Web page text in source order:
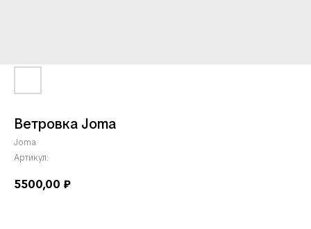
Ветровка Joma
Joma
Артикул:
5500,00 ₽